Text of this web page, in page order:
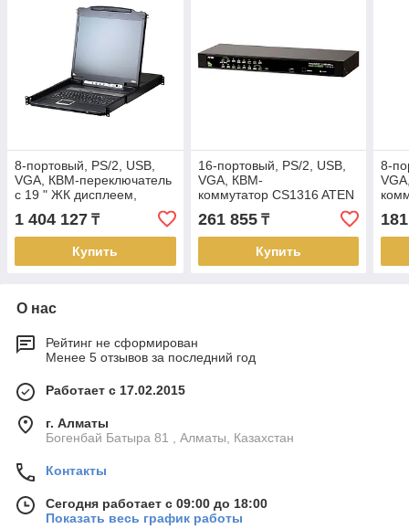
8-портовый, PS/2, USB,
VGA, КВМ-переключатель
с 19 " ЖК дисплеем,
доступом по IP CL5708IN
ATEN
1 404 127 ₸
Купить
16-портовый, PS/2, USB,
VGA, КВМ-
коммутатор CS1316 ATEN
261 855₸
Купить
8-
О нас
Рейтинг не сформирован
Менее 5 отзывов за последний год
Работает с 17.02.2015
г. Алматы
Богенбай Батыра 81 , Алматы, Казахстан
Контакты
Сегодня работает с 09:00 до 18:00
Показать весь график работы